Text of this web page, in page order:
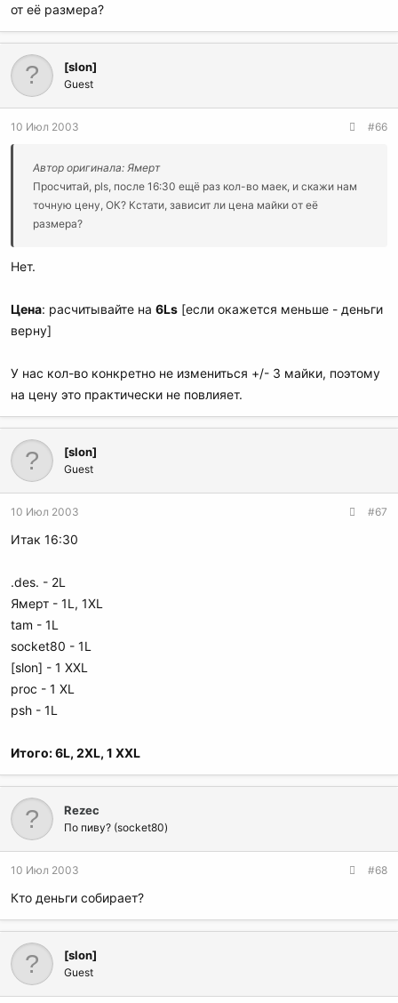
от её размера?
[slon]
Guest
10 Июл 2003 #66
Автор оригинала: Ямерт
Просчитай, pls, после 16:30 ещё раз кол-во маек, и скажи нам
точную цену, ОК? Кстати, зависит ли цена майки от её
размера?
Нет.
Цена: расчитывайте на 6Ls [если окажется меньше - деньги
верну]
У нас кол-во конкретно не измениться +/- 3 майки, поэтому
на цену это практически не повлияет.
[slon]
Guest
10 Июл 2003 #67
Итак 16:30
.des. - 2L
Ямерт - 1L, 1XL
tam - 1L
socket80 - 1L
[slon] - 1 XXL
proc - 1 XL
psh - 1L
Итого: 6L, 2XL, 1 XXL
Rezec
По пиву? (socket80)
10 Июл 2003 #68
Кто деньги собирает?
[slon]
Guest